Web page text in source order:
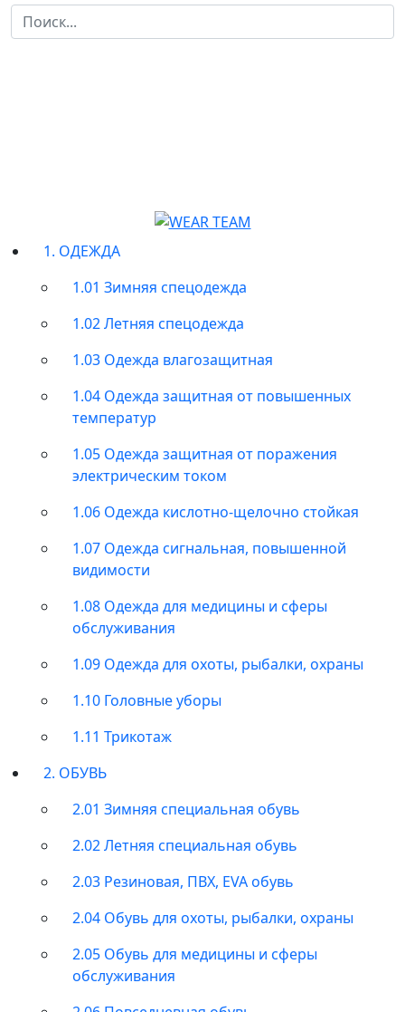
1. ОДЕЖДА
1.01 Зимняя спецодежда
1.02 Летняя спецодежда
1.03 Одежда влагозащитная
1.04 Одежда защитная от повышенных
температур
1.05 Одежда защитная от поражения
электрическим током
1.06 Одежда кислотно-щелочно стойкая
1.07 Одежда сигнальная, повышенной
видимости
1.08 Одежда для медицины и сферы
обслуживания
1.09 Одежда для охоты, рыбалки, охраны
1.10 Головные уборы
1.11 Трикотаж
2. ОБУВЬ
2.01 Зимняя специальная обувь
2.02 Летняя специальная обувь
2.03 Резиновая, ПВХ, EVA обувь
2.04 Обувь для охоты, рыбалки, охраны
2.05 Обувь для медицины и сферы
обслуживания